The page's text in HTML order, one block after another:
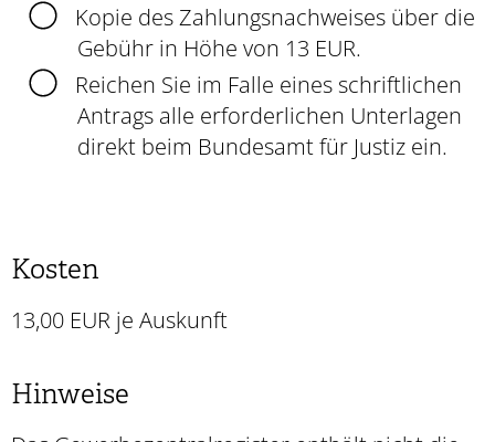
Kopie des Zahlungsnachweises über die
Gebühr in Höhe von 13 EUR.
Reichen Sie im Falle eines schriftlichen
Antrags alle erforderlichen Unterlagen
direkt beim Bundesamt für Justiz ein.
Kosten
13,00 EUR je Auskunft
Hinweise